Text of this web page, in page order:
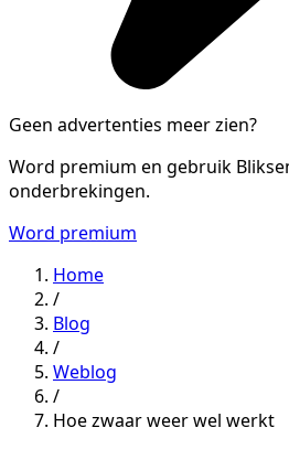
Geen advertenties meer zien?
Word premium en gebruik
onderbrekingen.
Word premium
Home
/
Blog
/
Weblog
/
Hoe zwaar weer wel werkt